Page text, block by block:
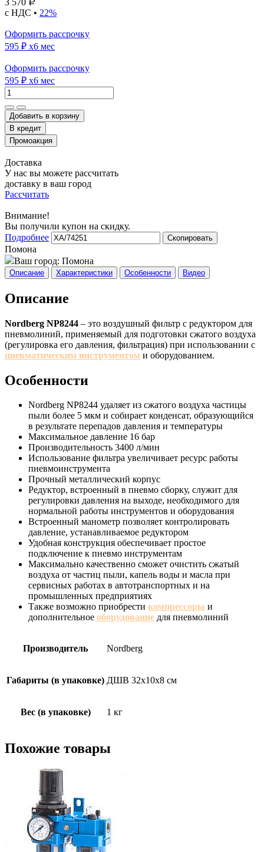
Р
с НДС • 22%
Оформить рассрочку
595 ₽ x6 мес
Оформить рассрочку
595 ₽ x6 мес
Добавить в корзину
Доставка
У нас вы можете рассчитать
доставку в ваш город
Рассчитать
Внимание!
Вы получили купон на скидку.
Подробнее
Скопировать
Помона
Ваш город: Помона
Описание Характеристики Особенности Видео
Описание
Nordberg NP8244 – это воздушный фильтр с редуктором для
пневмолиний, применяемый для подготовки сжатого воздуха
(регулировка его давления, фильтрация) при использовании с
пневматическим инструментом и оборудованием.
Особенности
Nordberg NP8244 удаляет из сжатого воздуха частицы
пыли более 5 мкм и собирает конденсат, образующийся
в результате перепадов давления и температуры
Максимальное давление 16 бар
Производительность 3400 л/мин
Использование фильтра увеличивает ресурс работы
пневмоинструмента
Прочный металлический корпус
Редуктор, встроенный в пневмо сборку, служит для
регулировки давления на выходе, необходимого для
нормальной работы инструментов и оборудования
Встроенный манометр позволяет контролировать
давление, устанавливаемое редуктором
Удобная конструкция обеспечивает простое
подключение к пневмо инструментам
Максимально качественно сможет очистить сжатый
воздуха от частиц пыли, капель воды и масла при
сервисных работах в автотранспортных и на
промышленных предприятиях
Также возможно приобрести компрессоры и
дополнительное оборудование для пневмолиний
Производитель Nordberg
Габариты (в упаковке) ДШВ 32x10x8 см
Вес (в упаковке) 1 кг
Похожие товары